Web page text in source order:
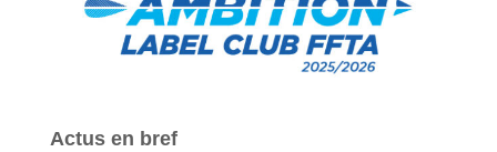
Actus en bref